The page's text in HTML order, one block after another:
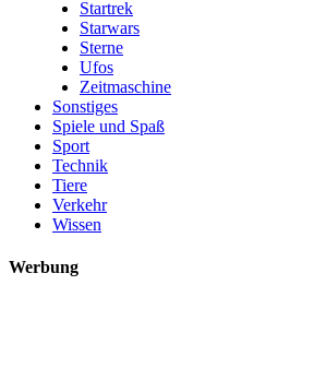
Startrek
Starwars
Sterne
Ufos
Zeitmaschine
Sonstiges
Spiele und Spaß
Sport
Technik
Tiere
Verkehr
Wissen
Werbung